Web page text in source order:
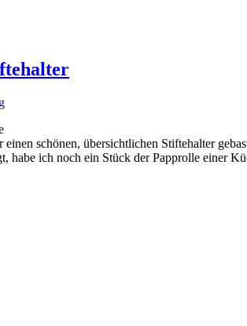
schönen, übersichtlichen Stiftehalter
habe ich noch ein Stück der Papprolle einer